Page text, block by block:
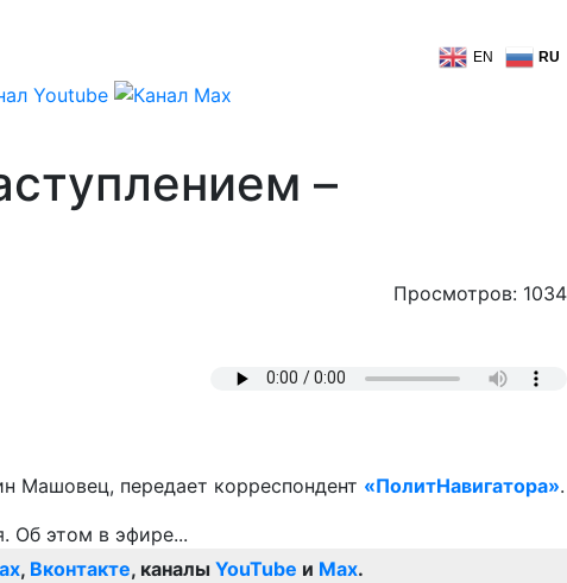
EN RU
–
Просмотров: 1034
Машовец, передает корреспондент «ПолитНавигатора».
, Вконтакте, каналы YouTube и Max.